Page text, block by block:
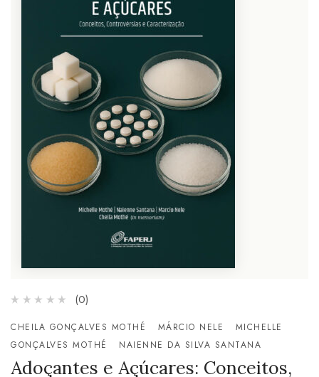
(0)
CHEILA GONÇALVES MOTHÉ MÁRCIO NELE
MICHELLE
GONÇALVES MOTHÉ
NAIENNE DA SILVA SANTANA
Adoçantes e Açúcares: Conceitos,